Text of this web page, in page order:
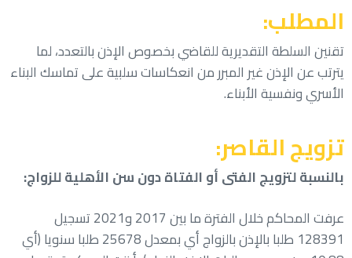
المطلب:
تقنين السلطة التقديرية للقاضي بخصوص الإذن بالتعدد، لما
يترتب عن الإذن غير المبرر من انعكاسات سلبية على تماسك البناء
الأسري ونفسية الأبناء.
تزويج القاصر:
بالنسبة لتزويج الفتى أو الفتاة دون سن الأهلية للزواج:
عرفت المحاكم خلال الفترة ما بين 2017 و2021 تسجيل
128391 طلبا بالإذن بالزواج أي بمعدل 25678 طلبا سنويا (أي